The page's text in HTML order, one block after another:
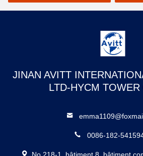
JINAN AVITT
LTD-HYCM TOWER
0086-182-